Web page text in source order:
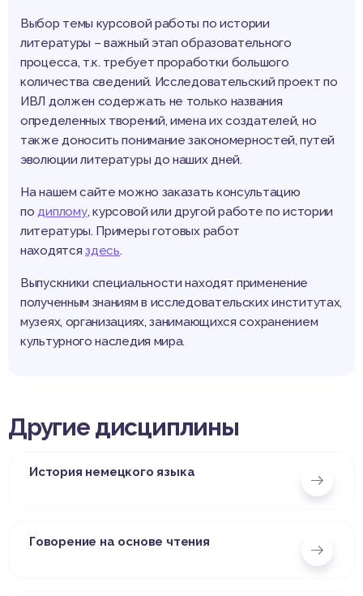
Выбор темы курсовой работы по истории
литературы – важный этап образовательного
процесса, т.к. требует проработки большого
количества сведений. Исследовательский проект по
ИВЛ должен содержать не только названия
определенных творений, имена их создателей, но
также доносить понимание закономерностей, путей
эволюции литературы до наших дней.
На нашем сайте можно заказать консультацию
подиплому, курсовой или другой работе по истории
литературы. Примеры готовых работ
находятся здесь.
Выпускники специальности находят применение
полученным знаниям в исследовательских институтах,
музеях, организациях, занимающихся сохранением
культурного наследия мира.
Другие дисциплины
История немецкого языка
Говорение на основе чтения